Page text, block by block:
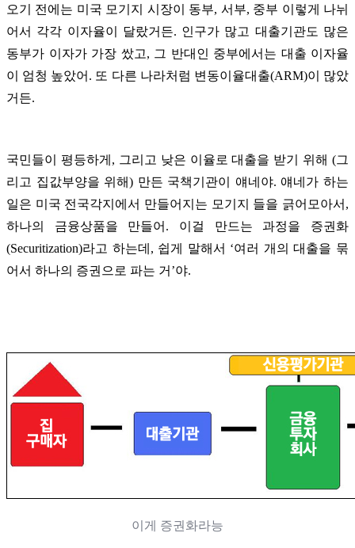
오기 전에는 미국 모기지 시장이 동부, 서부, 중부 이렇게 나뉘
어서 각각 이자율이 달랐거든. 인구가 많고 대출기관도 많은
동부가 이자가 가장 쌌고, 그 반대인 중부에서는 대출 이자율
이 엄청 높았어. 또 다른 나라처럼 변동이율대출(ARM)이 많았
거든.
국민들이 평등하게, 그리고 낮은 이율로 대출을 받기 위해 (그
리고 집값부양을 위해) 만든 국책기관이 얘네야. 얘네가 하는
일은 미국 전국각지에서 만들어지는 모기지 들을 긁어모아서,
하나의 금융상품을 만들어. 이걸 만드는 과정을 증권화
(Securitization)라고 하는데, 쉽게 말해서 ‘여러 개의 대출을 묶
어서 하나의 증권으로 파는 거’야.
이게 증권화라능